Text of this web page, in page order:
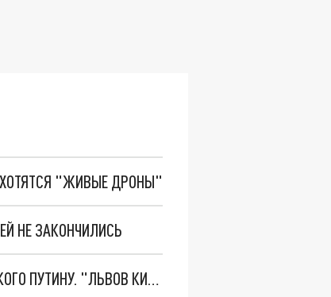
"ЖИВЫЕ ДРОНЫ"
НЕ ЗАКОНЧИЛИСЬ
НОВОЕ МАСШТАБНЕЙШЕЕ НАСТУПЛЕНИЕ. ТРИ УЛЬТИМАТУМА ЗЕЛЕНСКОГО ПУТИНУ. "ЛЬВОВ КИМА" ПОСТАВЯТ НА ПВО? ГЛОБАЛЬНЫЙ ПРОРЫВ ПОД ЗАПОРОЖЬЕМ